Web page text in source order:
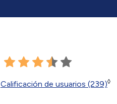
Calificación de usuarios (239)◊